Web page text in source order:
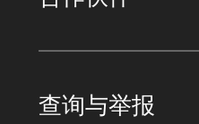
查询与举报